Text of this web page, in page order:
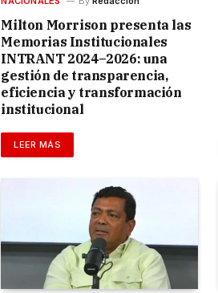
Milton Morrison presenta las
Memorias Institucionales
INTRANT 2024–2026: una
gestión de transparencia,
eficiencia y transformación
institucional
LEER MÁS